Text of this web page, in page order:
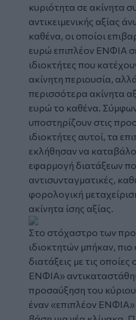
κυριότητα σε ακίνητα
αντικειμενικής αξίας
καθένα, οι οποίοι
ευρώ επιπλέον ΕΝΦΙΑ
ιδιοκτήτες που
ακίνητη περιουσία,
περισσότερα ακίνητα
ευρώ το καθένα.
υποστηρίζουν στις
ιδιοκτήτες αυτοί, τα
εκλήθησαν να
εφαρμογή διατάξεων
αντισυνταγματικές,
φορολογική
ακίνητα ίσης αξίας.
Στο στόχαστρο των
ιδιοκτητών μπήκαν, πιο
διατάξεις με τις
ΕΝΦΙΑ»
προσαύξηση του
έναν «επιπλέον